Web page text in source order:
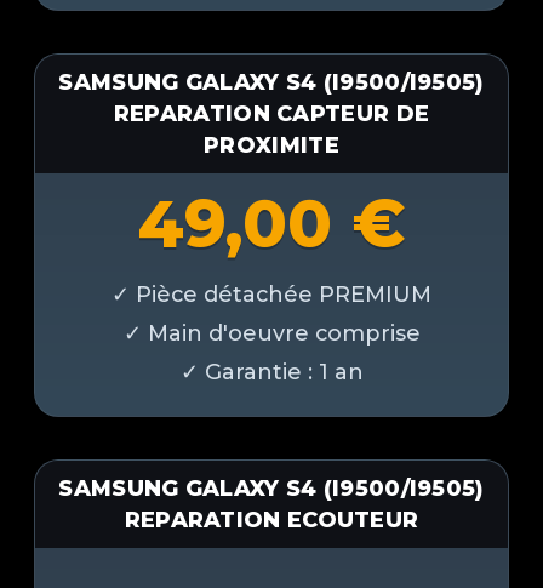
SAMSUNG GALAXY S4 (I9500/I9505)
REPARATION CAPTEUR DE
PROXIMITE
49,00 €
SAMSUNG GALAXY S4 (I9500/I9505)
REPARATION ECOUTEUR